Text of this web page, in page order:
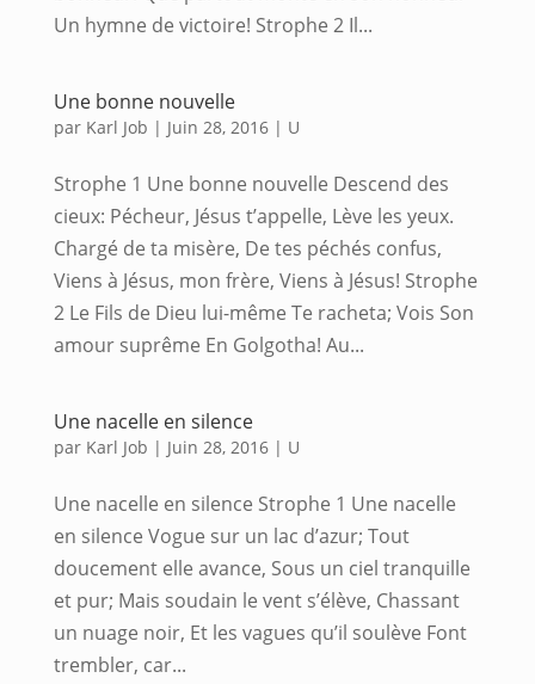
Un hymne de victoire! Strophe 2 Il...
Une bonne nouvelle
par Karl Job | Juin 28, 2016| U
Strophe 1 Une bonne nouvelle Descend des
cieux: Pécheur, Jésus t’appelle, Lève les yeux.
Chargé de ta misère, De tes péchés confus,
Viens à Jésus, mon frère, Viens à Jésus! Strophe
2 Le Fils de Dieu lui-même Te racheta; Vois Son
amour suprême En Golgotha! Au...
Une nacelle en silence
par Karl Job | Juin 28, 2016| U
Une nacelle en silence Strophe 1 Une nacelle
en silence Vogue sur un lac d’azur; Tout
doucement elle avance, Sous un ciel tranquille
et pur; Mais soudain le vent s’élève, Chassant
un nuage noir, Et les vagues qu’il soulève Font
trembler, car...